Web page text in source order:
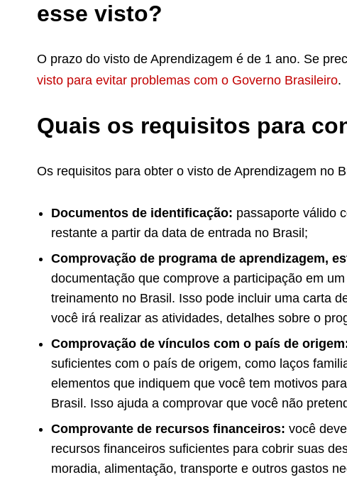
esse visto?
O prazo do visto de Aprendizagem é de 1 ano. Se
visto para evitar problemas com o Governo Brasileiro.
Quais os requisitos para
Os requisitos para obter o visto de Aprendizagem no
Documentos de identificação: passaporte válido
restante a partir da data de entrada no Brasil;
Comprovação de programa de aprendizagem,
documentação que comprove a participação em
treinamento no Brasil. Isso pode incluir uma carta
você irá realizar as atividades, detalhes sobre o
Comprovação de vínculos com o país de
suficientes com o país de origem, como laços
elementos que indiquem que você tem motivos
Brasil. Isso ajuda a comprovar que você não
Comprovante de recursos financeiros: você
recursos financeiros suficientes para cobrir suas
moradia, alimentação, transporte e outros gastos